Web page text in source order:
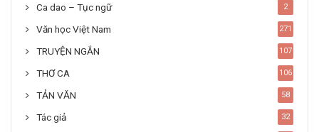
Ca dao – Tục ngữ 2
Văn học Việt Nam 271
TRUYỆN NGẮN 107
THƠ CA 106
TẢN VĂN 58
Tác giả 32